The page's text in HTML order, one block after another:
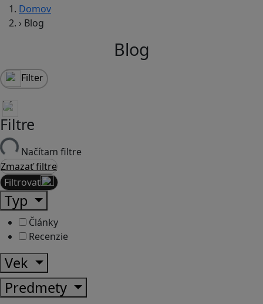
Domov
› Blog
Blog
Filter
Filtre
Načítam filtre
Zmazať filtre
Filtrovať
Typ
Články
Recenzie
Vek
Predmety